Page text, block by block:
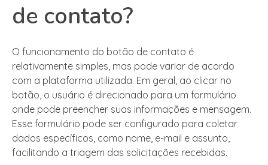
de contato?
O funcionamento do botão de contato é
relativamente simples, mas pode variar de acordo
com a plataforma utilizada. Em geral, ao clicar no
botão, o usuário é direcionado para um formulário
onde pode preencher suas informações e mensagem.
Esse formulário pode ser configurado para coletar
dados específicos, como nome, e-mail e assunto,
facilitando a triagem das solicitações recebidas.